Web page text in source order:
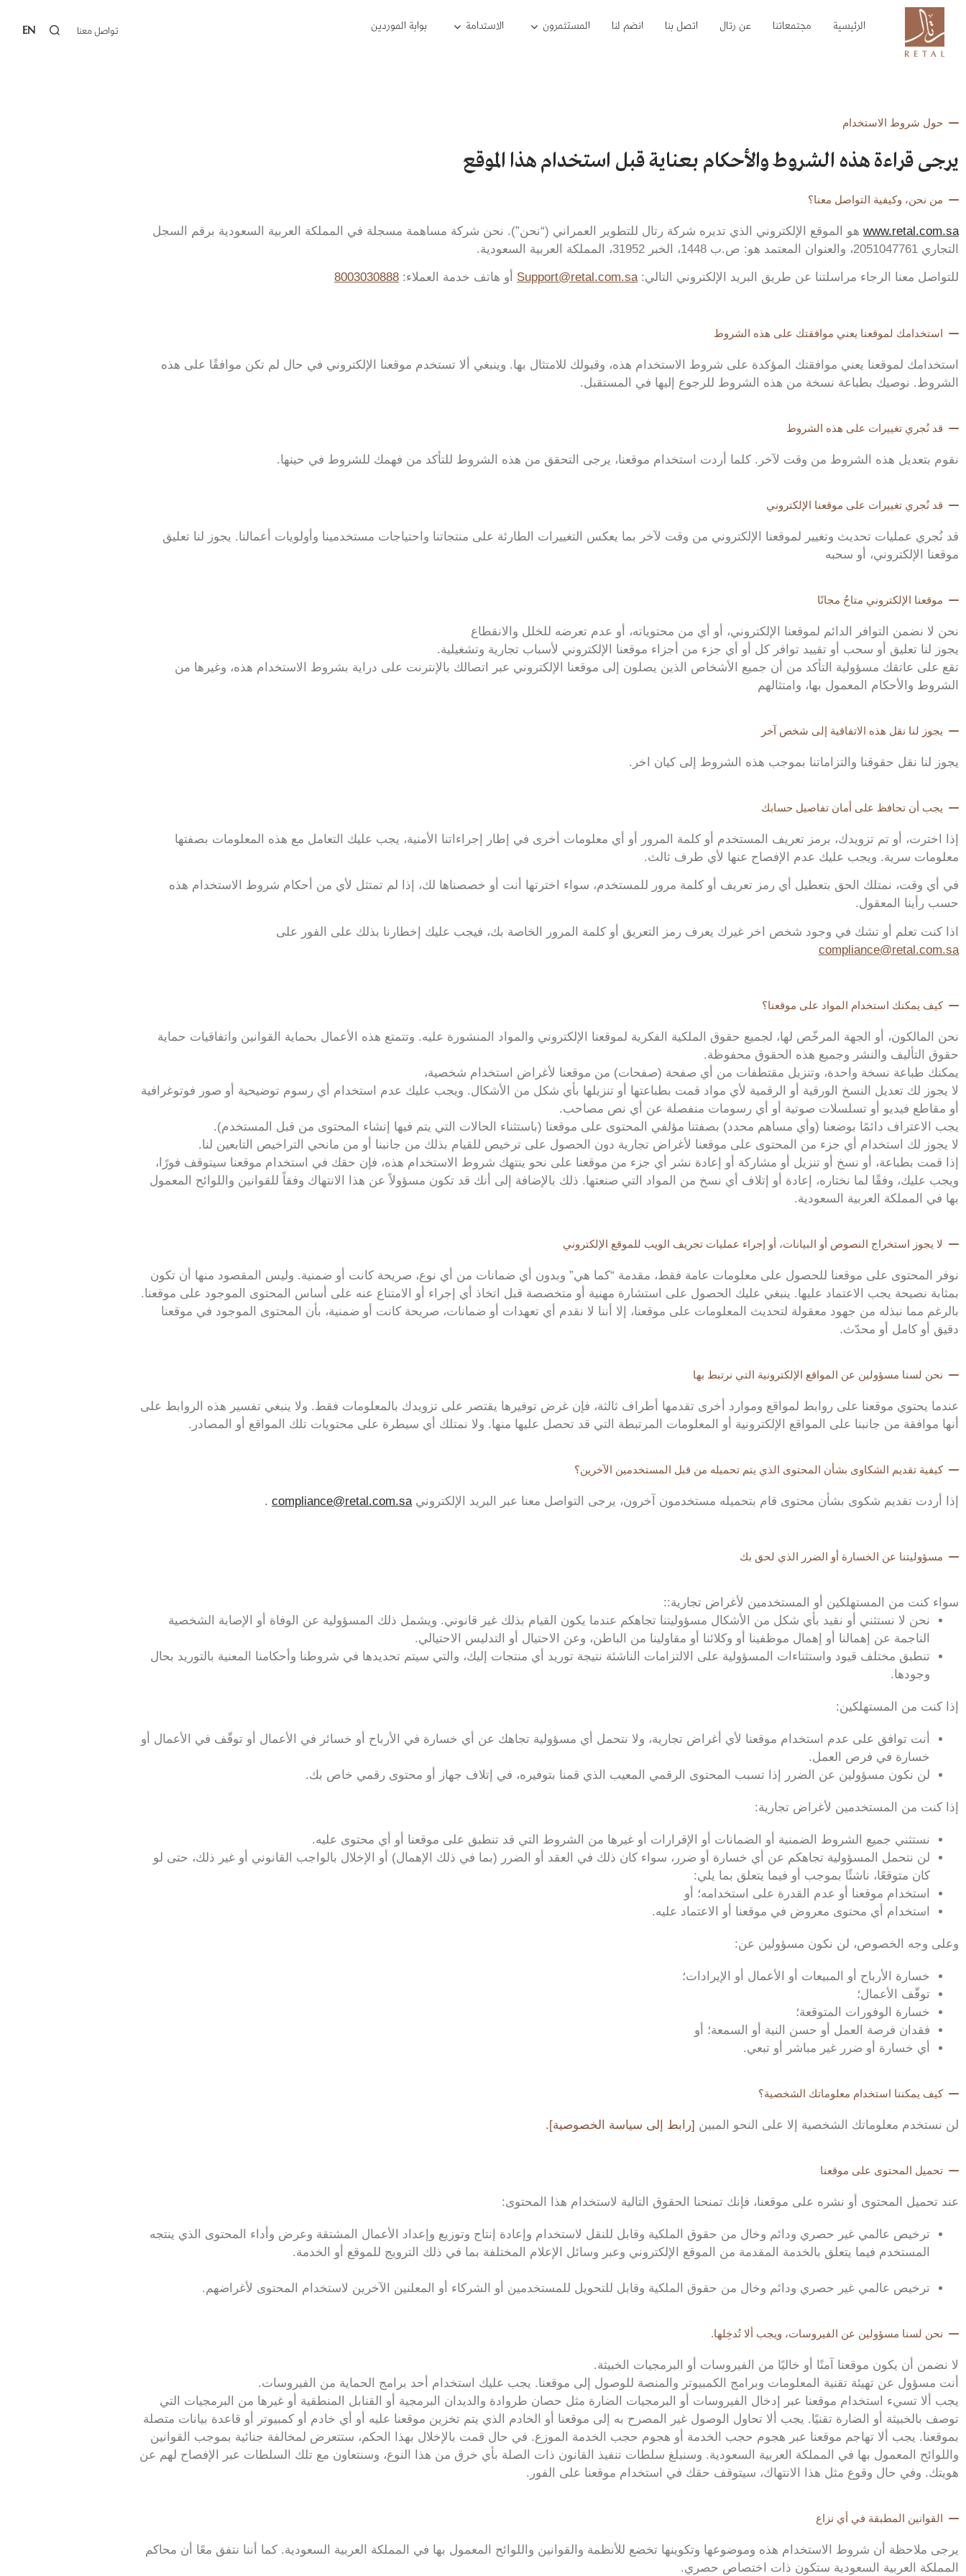
الرئيسية مجتمعاتنا عن رتال اتصل بنا انضم لنا المستثمرون الاستدامة بوابة الموردين تواصل معنا‎ EN
حول شروط الاستخدام
يرجى قراءة هذه الشروط والأحكام بعناية قبل استخدام هذا الموقع
من نحن، وكيفية التواصل معنا؟
www.retal.com.sa هو الموقع الإلكتروني الذي تديره شركة رتال للتطوير العمراني (“نحن”). نحن شركة مساهمة مسجلة في المملكة العربية السعودية برقم السجل
التجاري 2051047761، والعنوان المعتمد هو: ص.ب 1448، الخبر 31952، المملكة العربية السعودية.
للتواصل معنا الرجاء مراسلتنا عن طريق البريد الإلكتروني التالي:Support@retal.com.sa أو هاتف خدمة العملاء: 8003030888
استخدامك لموقعنا يعني موافقتك على هذه الشروط
استخدامك لموقعنا يعني موافقتك المؤكدة على شروط الاستخدام هذه، وقبولك للامتثال بها. وينبغي ألا تستخدم موقعنا الإلكتروني في حال لم تكن موافقًا على هذه
الشروط. نوصيك بطباعة نسخة من هذه الشروط للرجوع إليها في المستقبل.
قد نُجري تغييرات على هذه الشروط
نقوم بتعديل هذه الشروط من وقت لآخر. كلما أردت استخدام موقعنا، يرجى التحقق من هذه الشروط للتأكد من فهمك للشروط في حينها.
قد نُجري تغييرات على موقعنا الإلكتروني
قد نُجري عمليات تحديث وتغيير لموقعنا الإلكتروني من وقت لآخر بما يعكس التغييرات الطارئة على منتجاتنا واحتياجات مستخدمينا وأولويات أعمالنا. يجوز لنا تعليق
موقعنا الإلكتروني، أو سحبه
موقعنا الإلكتروني متاحٌ مجانًا
نحن لا نضمن التوافر الدائم لموقعنا الإلكتروني، أو أي من محتوياته، أو عدم تعرضه للخلل والانقطاع
يجوز لنا تعليق أو سحب أو تقييد توافر كل أو أي جزء من أجزاء موقعنا الإلكتروني لأسباب تجارية وتشغيلية.
تقع على عاتقك مسؤولية التأكد من أن جميع الأشخاص الذين يصلون إلى موقعنا الإلكتروني عبر اتصالك بالإنترنت على دراية بشروط الاستخدام هذه، وغيرها من
الشروط والأحكام المعمول بها، وامتثالهم
يجوز لنا نقل هذه الاتفاقية إلى شخص آخر
يجوز لنا نقل حقوقنا والتزاماتنا بموجب هذه الشروط إلى كيان اخر.
يجب أن تحافظ على أمان تفاصيل حسابك
إذا اخترت، أو تم تزويدك، برمز تعريف المستخدم أو كلمة المرور أو أي معلومات أخرى في إطار إجراءاتنا الأمنية، يجب عليك التعامل مع هذه المعلومات بصفتها
معلومات سرية. ويجب عليك عدم الإفصاح عنها لأي طرف ثالث.
في أي وقت، نمتلك الحق بتعطيل أي رمز تعريف أو كلمة مرور للمستخدم، سواء اخترتها أنت أو خصصناها لك، إذا لم تمتثل لأي من أحكام شروط الاستخدام هذه
حسب رأينا المعقول.
اذا كنت تعلم أو تشك في وجود شخص اخر غيرك يعرف رمز التعريق أو كلمة المرور الخاصة بك، فيجب عليك إخطارنا بذلك على الفور على
compliance@retal.com.sa
كيف يمكنك استخدام المواد على موقعنا؟
نحن المالكون، أو الجهة المرخّص لها، لجميع حقوق الملكية الفكرية لموقعنا الإلكتروني والمواد المنشورة عليه. وتتمتع هذه الأعمال بحماية القوانين واتفاقيات حماية
حقوق التأليف والنشر وجميع هذه الحقوق محفوظة.
يمكنك طباعة نسخة واحدة، وتنزيل مقتطفات من أي صفحة (صفحات) من موقعنا لأغراض استخدام شخصية،
لا يجوز لك تعديل النسخ الورقية أو الرقمية لأي مواد قمت بطباعتها أو تنزيلها بأي شكل من الأشكال. ويجب عليك عدم استخدام أي رسوم توضيحية أو صور فوتوغرافية
أو مقاطع فيديو أو تسلسلات صوتية أو أي رسومات منفصلة عن أي نص مصاحب.
يجب الاعتراف دائمًا بوضعنا (وأي مساهم محدد) بصفتنا مؤلفي المحتوى على موقعنا (باستثناء الحالات التي يتم فيها إنشاء المحتوى من قبل المستخدم).
لا يجوز لك استخدام أي جزء من المحتوى على موقعنا لأغراض تجارية دون الحصول على ترخيص للقيام بذلك من جانبنا أو من مانحي التراخيص التابعين لنا.
إذا قمت بطباعة، أو نسخ أو تنزيل أو مشاركة أو إعادة نشر أي جزء من موقعنا على نحو ينتهك شروط الاستخدام هذه، فإن حقك في استخدام موقعنا سيتوقف فورًا،
ويجب عليك، وفقًا لما نختاره، إعادة أو إتلاف أي نسخ من المواد التي صنعتها. ذلك بالإضافة إلى أنك قد تكون مسؤولاً عن هذا الانتهاك وفقاً للقوانين واللوائح المعمول
بها في المملكة العربية السعودية.
لا يجوز استخراج النصوص أو البيانات، أو إجراء عمليات تجريف الويب للموقع الإلكتروني
نوفر المحتوى على موقعنا للحصول على معلومات عامة فقط، مقدمة “كما هي” وبدون أي ضمانات من أي نوع، صريحة كانت أو ضمنية. وليس المقصود منها أن تكون
بمثابة نصيحة يجب الاعتماد عليها. ينبغي عليك الحصول على استشارة مهنية أو متخصصة قبل اتخاذ أي إجراء أو الامتناع عنه على أساس المحتوى الموجود على موقعنا.
بالرغم مما نبذله من جهود معقولة لتحديث المعلومات على موقعنا، إلا أننا لا نقدم أي تعهدات أو ضمانات، صريحة كانت أو ضمنية، بأن المحتوى الموجود في موقعنا
دقيق أو كامل أو محدّث.
نحن لسنا مسؤولين عن المواقع الإلكترونية التي نرتبط بها
عندما يحتوي موقعنا على روابط لمواقع وموارد أخرى تقدمها أطراف ثالثة، فإن غرض توفيرها يقتصر على تزويدك بالمعلومات فقط. ولا ينبغي تفسير هذه الروابط على
أنها موافقة من جانبنا على المواقع الإلكترونية أو المعلومات المرتبطة التي قد تحصل عليها منها. ولا نمتلك أي سيطرة على محتويات تلك المواقع أو المصادر.
كيفية تقديم الشكاوى بشأن المحتوى الذي يتم تحميله من قبل المستخدمين الآخرين؟
إذا أردت تقديم شكوى بشأن محتوى قام بتحميله مستخدمون آخرون، يرجى التواصل معنا عبر البريد الإلكترونيcompliance@retal.com.sa
.
مسؤوليتنا عن الخسارة أو الضرر الذي لحق بك
سواء كنت من المستهلكين أو المستخدمين لأغراض تجارية::
نحن لا نستثني أو نقيد بأي شكل من الأشكال مسؤوليتنا تجاهكم عندما يكون القيام بذلك غير قانوني. ويشمل ذلك المسؤولية عن الوفاة أو الإصابة الشخصية
الناجمة عن إهمالنا أو إهمال موظفينا أو وكلائنا أو مقاولينا من الباطن، وعن الاحتيال أو التدليس الاحتيالي.
تنطبق مختلف قيود واستثناءات المسؤولية على الالتزامات الناشئة نتيجة توريد أي منتجات إليك، والتي سيتم تحديدها في شروطنا وأحكامنا المعنية بالتوريد بحال
وجودها.
إذا كنت من المستهلكين:
أنت توافق على عدم استخدام موقعنا لأي أغراض تجارية، ولا نتحمل أي مسؤولية تجاهك عن أي خسارة في الأرباح أو خسائر في الأعمال أو توقّف في الأعمال أو
خسارة في فرص العمل.
لن نكون مسؤولين عن الضرر إذا تسبب المحتوى الرقمي المعيب الذي قمنا بتوفيره، في إتلاف جهاز أو محتوى رقمي خاص بك.
إذا كنت من المستخدمين لأغراض تجارية:
نستثني جميع الشروط الضمنية أو الضمانات أو الإقرارات أو غيرها من الشروط التي قد تنطبق على موقعنا أو أي محتوى عليه.
لن نتحمل المسؤولية تجاهكم عن أي خسارة أو ضرر، سواء كان ذلك في العقد أو الضرر (بما في ذلك الإهمال) أو الإخلال بالواجب القانوني أو غير ذلك، حتى لو
كان متوقعًا، ناشئًا بموجب أو فيما يتعلق بما يلي:
استخدام موقعنا أو عدم القدرة على استخدامه؛ أو
استخدام أي محتوى معروض في موقعنا أو الاعتماد عليه.
وعلى وجه الخصوص، لن نكون مسؤولين عن:
خسارة الأرباح أو المبيعات أو الأعمال أو الإيرادات؛
توقّف الأعمال؛
خسارة الوفورات المتوقعة؛
فقدان فرصة العمل أو حسن النية أو السمعة؛ أو
أي خسارة أو ضرر غير مباشر أو تبعي.
كيف يمكننا استخدام معلوماتك الشخصية؟
لن نستخدم معلوماتك الشخصية إلا على النحو المبين [رابط إلى سياسة الخصوصية].
تحميل المحتوى على موقعنا
عند تحميل المحتوى أو نشره على موقعنا، فإنك تمنحنا الحقوق التالية لاستخدام هذا المحتوى:
ترخيص عالمي غير حصري ودائم وخال من حقوق الملكية وقابل للنقل لاستخدام وإعادة إنتاج وتوزيع وإعداد الأعمال المشتقة وعرض وأداء المحتوى الذي ينتجه
المستخدم فيما يتعلق بالخدمة المقدمة من الموقع الإلكتروني وعبر وسائل الإعلام المختلفة بما في ذلك الترويج للموقع أو الخدمة.
ترخيص عالمي غير حصري ودائم وخال من حقوق الملكية وقابل للتحويل للمستخدمين أو الشركاء أو المعلنين الآخرين لاستخدام المحتوى لأغراضهم.
نحن لسنا مسؤولين عن الفيروسات، ويجب ألا تُدخِلها.
لا نضمن أن يكون موقعنا آمنًا أو خاليًا من الفيروسات أو البرمجيات الخبيثة.
أنت مسؤول عن تهيئة تقنية المعلومات وبرامج الكمبيوتر والمنصة للوصول إلى موقعنا. يجب عليك استخدام أحد برامج الحماية من الفيروسات.
يجب ألا تسيء استخدام موقعنا عبر إدخال الفيروسات أو البرمجيات الضارة مثل حصان طروادة والديدان البرمجية أو القنابل المنطقية أو غيرها من البرمجيات التي
توصف بالخبيثة أو الضارة تقنيًا. يجب ألا تحاول الوصول غير المصرح به إلى موقعنا أو الخادم الذي يتم تخزين موقعنا عليه أو أي خادم أو كمبيوتر أو قاعدة بيانات متصلة
بموقعنا. يجب ألا تهاجم موقعنا عبر هجوم حجب الخدمة أو هجوم حجب الخدمة الموزع. في حال قمت بالإخلال بهذا الحكم، ستتعرض لمخالفة جنائية بموجب القوانين
واللوائح المعمول بها في المملكة العربية السعودية. وسنبلغ سلطات تنفيذ القانون ذات الصلة بأي خرق من هذا النوع، وسنتعاون مع تلك السلطات عبر الإفصاح لهم عن
هويتك. وفي حال وقوع مثل هذا الانتهاك، سيتوقف حقك في استخدام موقعنا على الفور.
القوانين المطبقة في أي نزاع
يرجى ملاحظة أن شروط الاستخدام هذه وموضوعها وتكوينها تخضع للأنظمة والقوانين واللوائح المعمول بها في المملكة العربية السعودية. كما أننا نتفق معًا أن محاكم
المملكة العربية السعودية ستكون ذات اختصاص حصري.